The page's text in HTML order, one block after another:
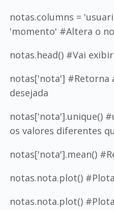
notas.columns =
'momento' #Altera o
notas.head() #Vai
notas['nota'] #Retorna
desejada
notas['nota'].unique()
os valores diferentes
notas['nota'].mean()
notas.nota.plot()
notas.nota.plot()